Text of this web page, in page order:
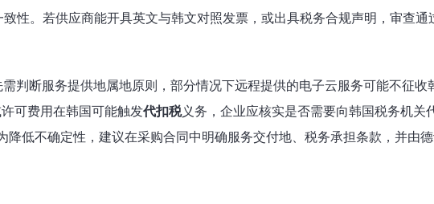
性。若供应商能开具英文与韩文对照发票，或出具税务合规声明，审查通
判断服务提供地属地原则，部分情况下远程提供的电子云服务可能不征收
可费用在韩国可能触发代扣税义务，企业应核实是否需要向韩国税务机关
降低不确定性，建议在采购合同中明确服务交付地、税务承担条款，并由